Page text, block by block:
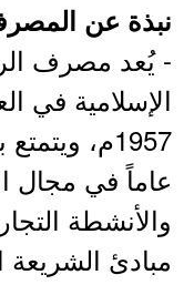
نبذة عن
- يُعد مصرف
الإسلامية في
عاماً في مجال
والأنشطة
مبادئ